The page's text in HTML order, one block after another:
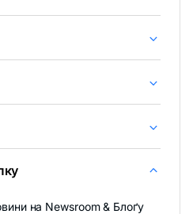
на Newsroom & Блоґу